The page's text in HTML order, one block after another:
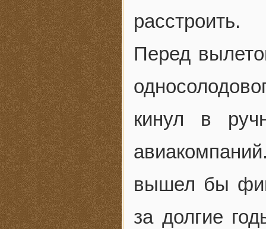
расстроить.
Перед
кинул в
вышел бы
за долгие